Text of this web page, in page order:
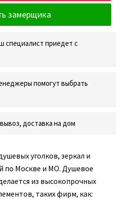
замерщика
специалист приедет с
помогут выбрать
доставка на дом
уголков, зеркал и
по Москве и МО. Душевое
из высокопрочных
таких фирм, как: